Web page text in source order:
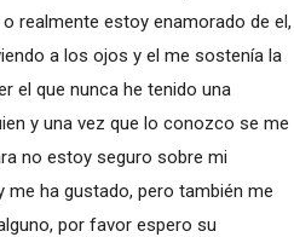
realmente estoy enamorado de el,
a los ojos y el me sostenía la
el que nunca he tenido una
y una vez que lo conozco se me
no estoy seguro sobre mi
ha gustado, pero también me
por favor espero su